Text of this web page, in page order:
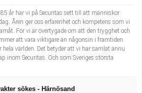
år har vi på Securitas sett till att människor
Åren ger oss erfarenhet och kompetens som vi
För vi är övertygade om att den trygghet och
att vara viktigare än någonsin i framtiden.
hela världen. Det betyder att vi har samlat ännu
inom Securitas. Och som Sveriges största
sökes - Härnösand